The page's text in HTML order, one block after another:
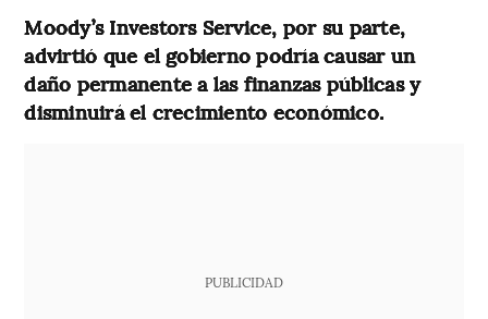
Moody’s Investors Service, por su parte,
advirtió que el gobierno podría causar un
daño permanente a las finanzas públicas y
disminuirá el crecimiento económico.
PUBLICIDAD